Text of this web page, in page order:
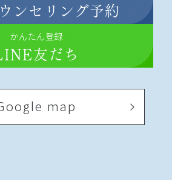
ンセリング予約
かんたん登録
友だち
map